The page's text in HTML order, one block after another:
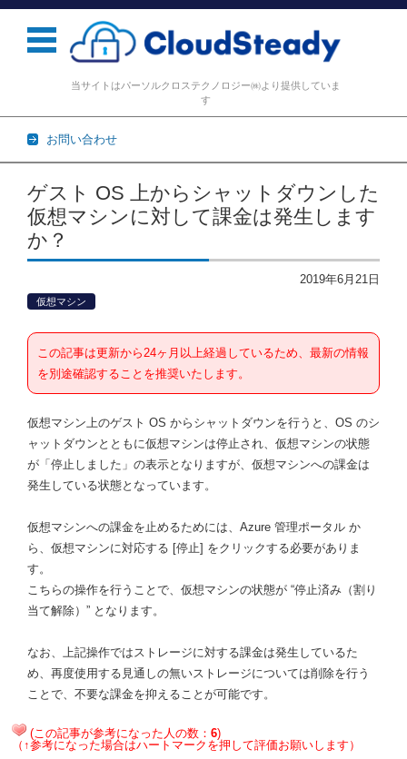
当サイトはパーソルクロステクノロジー㈱より提供していま
す
お問い合わせ
コンテンツに移動
ゲスト OS 上からシャットダウンした
仮想マシンに対して課金は発生します
か？
2019年6月21日
仮想マシン
この記事は更新から24ヶ月以上経過しているため、最新の情報
を別途確認することを推奨いたします。
仮想マシン上のゲスト OS からシャットダウンを行うと、OS のシ
ャットダウンとともに仮想マシンは停止され、仮想マシンの状態
が「停止しました」の表示となりますが、仮想マシンへの課金は
発生している状態となっています。
仮想マシンへの課金を止めるためには、Azure 管理ポータル か
ら、仮想マシンに対応する [停止] をクリックする必要がありま
す。
こちらの操作を行うことで、仮想マシンの状態が “停止済み（割り
当て解除）” となります。
なお、上記操作ではストレージに対する課金は発生しているた
め、再度使用する見通しの無いストレージについては削除を行う
ことで、不要な課金を抑えることが可能です。
(この記事が参考になった人の数： 6)
（↑参考になった場合はハートマークを押して評価お願いします）